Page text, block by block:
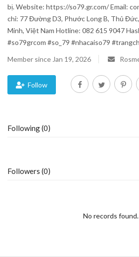
Blog
Trending
Fashion
Sitemap
Business
bị. Website: https://so79.gr.com/ Email:
chỉ: 77 Đường D3, Phước Long B, Thủ
Minh, Việt Nam Hotline: 082 615 9047
#so79grcom #so_79 #nhacaiso79
Member since Jan 19, 2026
Follow
Following (0)
Followers (0)
No records found.